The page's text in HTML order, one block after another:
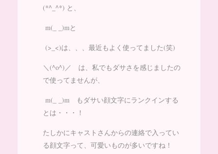
(*^_^*) と、
m(_ _)mと
(>_<)は、、、最近もよく使ってました(笑)
＼(^o^)／ は、私でもダサさを感じましたの
で使ってませんが、
m(_ _)m もダサい顔文字にランクインする
とは・・・！
たしかにキャストさんからの連絡で入ってい
る顔文字って、可愛いものが多いですね！